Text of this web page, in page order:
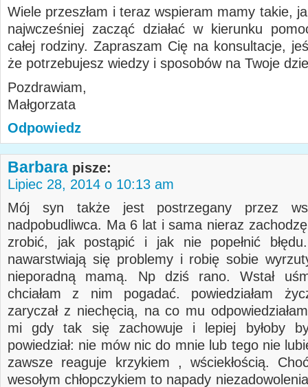
Wiele przeszłam i teraz wspieram mamy takie,
najwcześniej zacząć działać w kierunku
całej rodziny. Zapraszam Cię na konsultacje,
że potrzebujesz wiedzy i sposobów na Twoje
Pozdrawiam,
Małgorzata
Odpowiedz
Barbara pisze:
Lipiec 28, 2014 o 10:13 am
Mój syn także jest postrzegany przez
nadpobudliwca. Ma 6 lat i sama nieraz
zrobić, jak postąpić i jak nie popełnić
nawarstwiają się problemy i robię sobie
nieporadną mamą. Np dziś rano. Wstał
chciałam z nim pogadać. powiedziałam
zaryczał z niechęcią, na co mu
mi gdy tak się zachowuje i lepiej byłoby
powiedział: nie mów nic do mnie lub tego nie
zawsze reaguje krzykiem , wściekłością.
wesołym chłopczykiem to napady